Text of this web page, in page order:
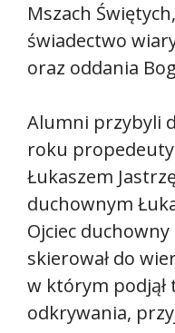
Mszach
świadectwo
oraz oddania
Alumni przybyli
roku
Łukaszem
duchownym
Ojciec
skierował do
w którym podjął
odkrywania,